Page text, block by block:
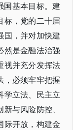
国基本目标。建
标，党的二十届
国，并对加快建
然是金融法治强
视并充分发挥法
，必须牢牢把握
学立法、民主立
与风险防控、
际开放，构建金